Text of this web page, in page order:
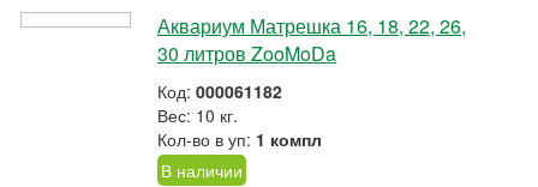
Аквариум Матрешка 16, 18, 22, 26,
30 литров ZooMoDa
Код: 000061182
Вес: 10 кг.
Кол-во в уп: 1 компл
В наличии